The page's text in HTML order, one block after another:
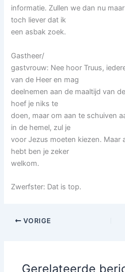
informatie. Zullen we dan nu
toch liever dat ik
een asbak zoek.
Gastheer/
gastvrouw: Nee hoor Truus,
van de Heer en mag
deelnemen aan de maaltijd van
hoef je niks te
doen, maar om aan te schuiven
in de hemel, zul je
voor Jezus moeten kiezen. Maar
hebt ben je zeker
welkom.
Zwerfster: Dat is top.
VORIGE
Gerelateerde